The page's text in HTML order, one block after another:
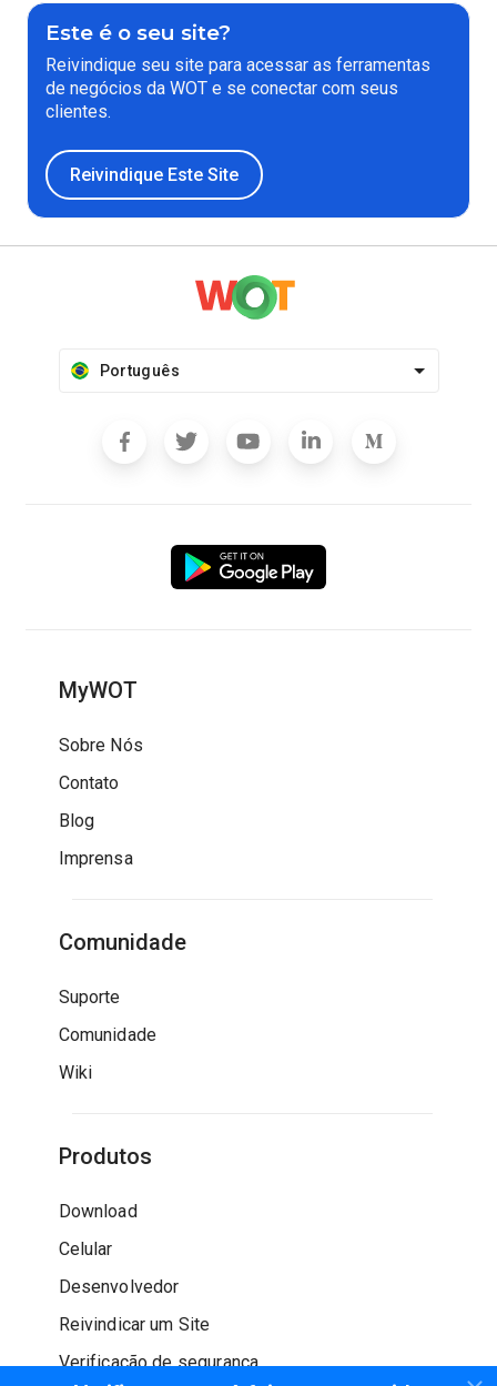
Este é o seu site?
Reivindique seu site para acessar as ferramentas
de negócios da WOT e se conectar com seus
clientes.
Reivindique Este Site
Português
MyWOT
Sobre Nós
Contato
Blog
Imprensa
Comunidade
Suporte
Comunidade
Wiki
Produtos
Download
Celular
Desenvolvedor
Reivindicar um Site
Verificação de segurança